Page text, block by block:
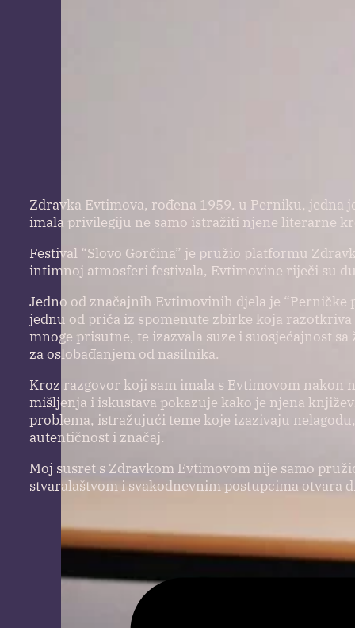
Zdravka Evtimova, rođena 1959. u Perniku, jedna
imala privilegiju ne samo istražiti njene literarne
Festival “Slovo Gorčina” je pružio platformu
intimnoj atmosferi festivala, Evtimovine riječi su
Jedno od značajnih Evtimovinih djela je
jednu od priča iz spomenute zbirke koja
mnoge prisutne, te izazvala suze i suosjećajnost
za oslobađanjem od nasilnika.
Kroz razgovor koji sam imala s Evtimovom nakon
mišljenja i iskustava pokazuje kako je njena
problema, istražujući teme koje izazivaju
autentičnost i značaj.
Moj susret s Zdravkom Evtimovom nije samo
stvaralaštvom i svakodnevnim postupcima